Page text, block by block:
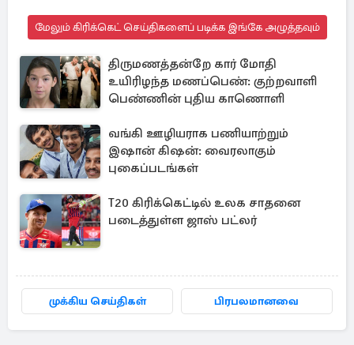
மேலும் கிரிக்கெட் செய்திகளைப் படிக்க இங்கே அழுத்தவும்
திருமணத்தன்றே கார் மோதி
உயிரிழந்த மணப்பெண்: குற்றவாளி
பெண்ணின் புதிய காணொளி
வங்கி ஊழியராக பணியாற்றும்
இஷான் கிஷன்: வைரலாகும்
புகைப்படங்கள்
T20 கிரிக்கெட்டில் உலக சாதனை
படைத்துள்ள ஜாஸ் பட்லர்
முக்கிய செய்திகள் பிரபலமானவை